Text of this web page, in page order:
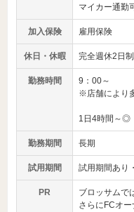
マイカー通勤
加入保険 雇用保険
休日・休暇 完全週休2日
勤務時間
9：00～
※店舗により
1日4時間～◎
勤務期間 長期
試用期間 試用期間あり
PR
ブロッサムで
さらにFCオ